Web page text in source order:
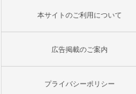
本サイトのご利用について
広告掲載のご案内
プライバシーポリシー